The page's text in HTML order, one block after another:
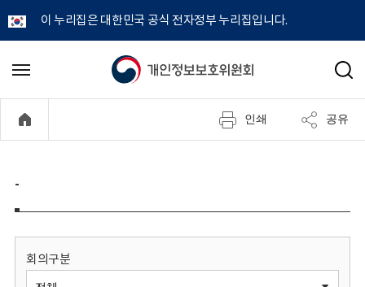
이 누리집은 대한민국 공식 전자정부 누리집입니다.
개
정
보
메
기
검
인쇄 공유
-
회의구분